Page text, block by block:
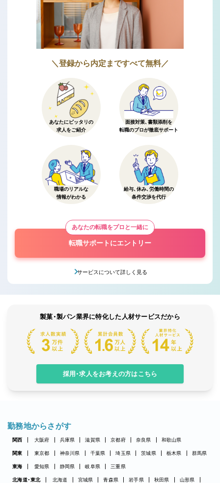
＼登録から内定まですべて無料／
あなたにピッタリの
求人をご紹介
面接対策、書類添削を
転職のプロが徹底サポート
職場のリアルな
情報がわかる
給与、休み、労働時間の
条件交渉を代行
あなたの転職をプロと一緒に
転職サポートにエントリー
サービスについて詳しく見る
製菓・製パン業界に特化した人材サービスだから
採用・求人をお考えの方はこちら
勤務地からさがす
関西 大阪府 兵庫県 滋賀県 京都府 奈良県 和歌山県
関東 東京都 神奈川県 千葉県 埼玉県 茨城県 栃木県 群馬県
東海 愛知県 静岡県 岐阜県 三重県
北海道・東北 北海道 宮城県 青森県 岩手県 秋田県
山形県